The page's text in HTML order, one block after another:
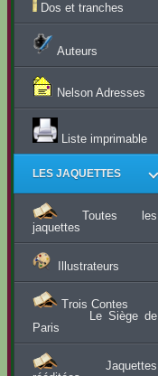
Dos et tranches
Auteurs
Nelson Adresses
Liste imprimable
LES JAQUETTES
Toutes les
jaquettes
Illustrateurs
Trois Contes
Le Siège de
Paris
Jaquettes